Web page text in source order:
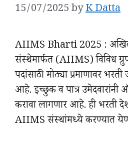
15/07/2025byK Datta
AIIMS Bharti 2025 : अखिल
संस्थेमार्फत (AIIMS) विविध
पदांसाठी मोठ्या प्रमाणावर
आहे. इच्छुक व पात्र उमेदवारांनी
करावा लागणार आहे. ही भरती
AIIMS संस्थांमध्ये करण्यात